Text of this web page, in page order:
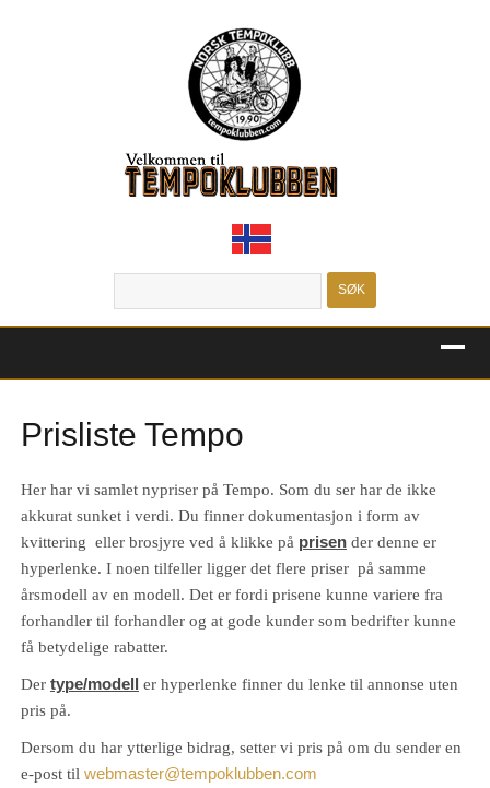
Prisliste Tempo
Her har vi samlet nypriser på Tempo. Som du ser har de ikke
akkurat sunket i verdi. Du finner dokumentasjon i form av
kvittering eller brosjyre ved å klikke på prisender denne er
hyperlenke. I noen tilfeller ligger det flere priser på samme
årsmodell av en modell. Det er fordi prisene kunne variere fra
forhandler til forhandler og at gode kunder som bedrifter kunne
få betydelige rabatter.
Der type/modell
er hyperlenke finner du lenke til annonse uten
pris på.
Dersom du har ytterlige bidrag, setter vi pris på om du sender en
e-post til webmaster@tempoklubben.com